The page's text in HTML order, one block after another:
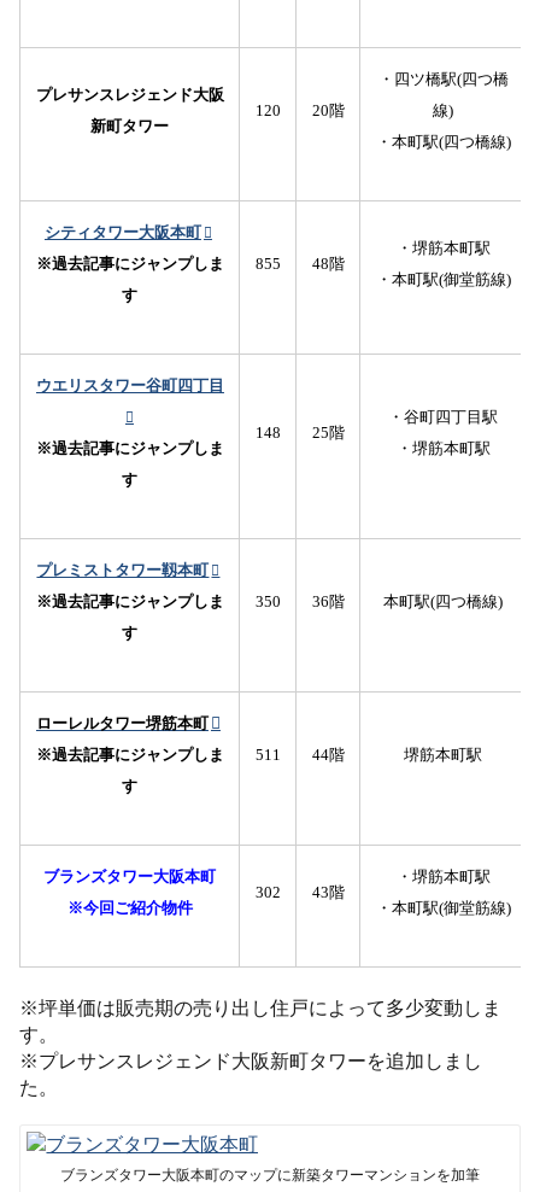
プレサンスレジェンド大阪
新町タワー
120 20階
・四ツ橋駅(四つ橋
線)
・本町駅(四つ橋線)
シティタワー大阪本町
※過去記事にジャンプしま
す
855 48階
・堺筋本町駅
・本町駅(御堂筋線)
ウエリスタワー谷町四丁目
※過去記事にジャンプしま
す
148 25階
・谷町四丁目駅
・堺筋本町駅
プレミストタワー靱本町
※過去記事にジャンプしま
す
350 36階 本町駅(四つ橋線)
ローレルタワー堺筋本町
※過去記事にジャンプしま
す
511 44階 堺筋本町駅
ブランズタワー大阪本町
※今回ご紹介物件
302 43階
・堺筋本町駅
・本町駅(御堂筋線)
※坪単価は販売期の売り出し住戸によって多少変動しま
す。
※プレサンスレジェンド大阪新町タワーを追加しまし
た。
ブランズタワー大阪本町のマップに新築タワーマンションを加筆